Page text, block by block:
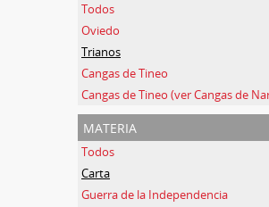
Todos
Oviedo
Trianos
Cangas de Tineo
materia
Todos
Carta
Guerra de la Independencia